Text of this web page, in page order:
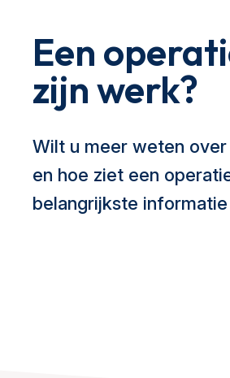
Een
zijn werk?
Wilt u meer weten
en hoe ziet een
belangrijkste